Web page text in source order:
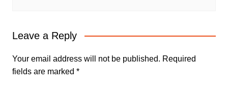
Leave a Reply
Your email address will not be published. Required
fields are marked *